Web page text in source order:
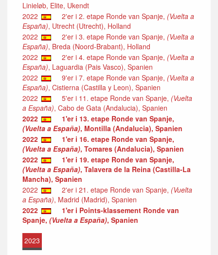
Linieløb, Elite, Ukendt
2022
2'er i 2. etape Ronde van Spanje, (Vuelta a
España), Utrecht (Utrecht), Holland
2022
2'er i 3. etape Ronde van Spanje, (Vuelta a
España), Breda (Noord-Brabant), Holland
2022
2'er i 4. etape Ronde van Spanje, (Vuelta a
España), Laguardia (Pais Vasco), Spanien
2022
9'er i 7. etape Ronde van Spanje, (Vuelta a
España), Cistierna (Castilla y Leon), Spanien
2022
5'er i 11. etape Ronde van Spanje, (Vuelta
a España), Cabo de Gata (Andalucia), Spanien
2022
1'er i 13. etape Ronde van Spanje,
(Vuelta a España), Montilla (Andalucia), Spanien
2022
1'er i 16. etape Ronde van Spanje,
(Vuelta a España), Tomares (Andalucia), Spanien
2022
1'er i 19. etape Ronde van Spanje,
(Vuelta a España), Talavera de la Reina (Castilla-La
Mancha), Spanien
2022
2'er i 21. etape Ronde van Spanje, (Vuelta
a España), Madrid (Madrid), Spanien
2022
1'er i Points-klassement Ronde van
Spanje, (Vuelta a España), Spanien
2023